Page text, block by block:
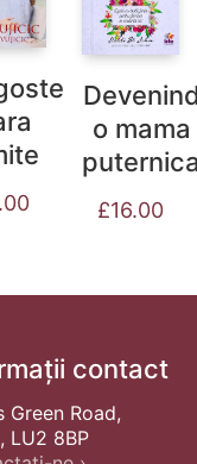
o mama
£16.00
contact
Green Road,
LU2 8BP